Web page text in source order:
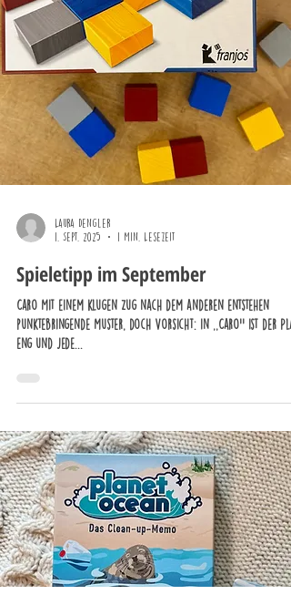
Laura Dengler
1. Sept. 2025
1 Min. Lesezeit
Spieletipp im September
Caro Mit einem klugen Zug nach dem anderen entstehen
punktebringende Muster, doch Vorsicht: in ,,Caro’’ ist der
eng und jede...